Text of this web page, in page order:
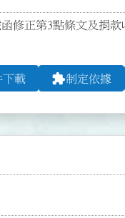
修正第3點條文及捐
下載 extension制定依據